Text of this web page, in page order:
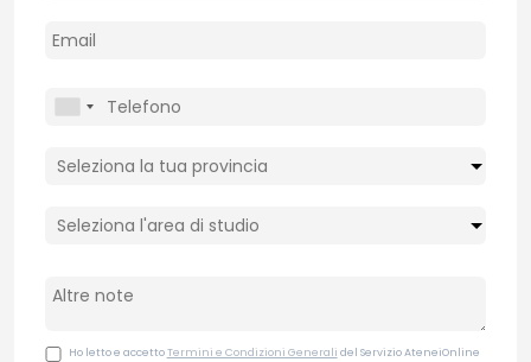
Ho letto e accettoTermini e Condizioni Generali del Servizio AteneiOnline